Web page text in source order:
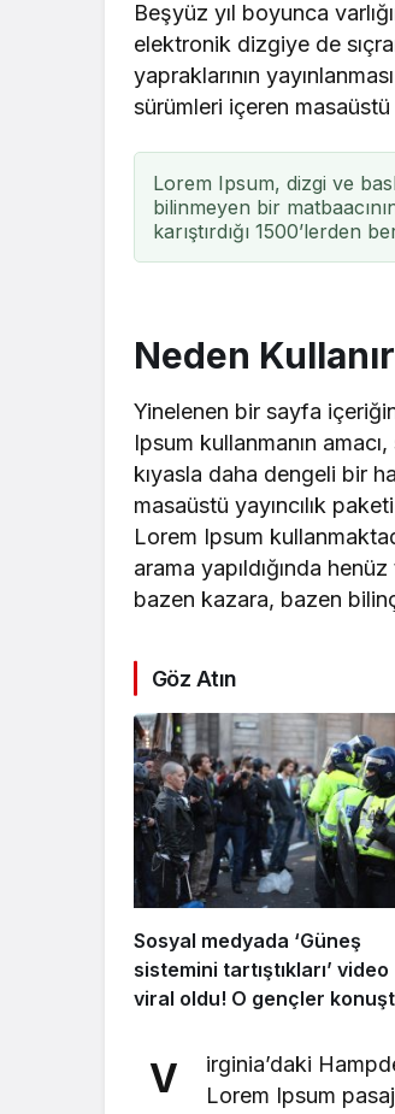
Beşyüz yıl boyunca
elektronik dizgiye de
yapraklarının
sürümleri içeren masaüstü
Lorem Ipsum, dizgi ve
bilinmeyen bir
karıştırdığı 1500’lerden
Neden
Yinelenen bir sayfa
Ipsum kullanmanın
kıyasla daha dengeli bir
masaüstü yayıncılık
Lorem Ipsum
arama yapıldığında
bazen kazara, bazen
Göz Atın
Sosyal medyada ‘Güneş
sistemini tartıştıkları’ video
viral oldu! O gençler
V
irginia’daki
Lorem Ipsum